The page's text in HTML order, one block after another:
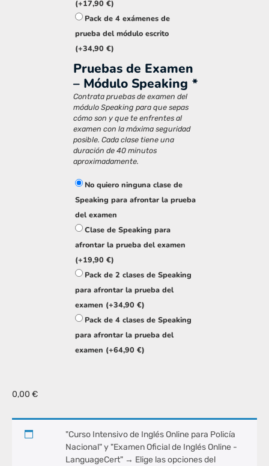
(+17,90 €)
Pack de 4 exámenes de
prueba del módulo escrito
(+34,90 €)
Pruebas de Examen
– Módulo Speaking *
Contrata pruebas de examen del
módulo Speaking para que sepas
cómo son y que te enfrentes al
examen con la máxima seguridad
posible. Cada clase tiene una
duración de 40 minutos
aproximadamente.
No quiero ninguna clase de
Speaking para afrontar la prueba
del examen
Clase de Speaking para
afrontar la prueba del examen
(+19,90 €)
Pack de 2 clases de Speaking
para afrontar la prueba del
examen (+34,90 €)
Pack de 4 clases de Speaking
para afrontar la prueba del
examen (+64,90 €)
0,00 €
"Curso Intensivo de Inglés Online para Policía
Nacional" y "Examen Oficial de Inglés Online -
LanguageCert" → Elige las opciones del